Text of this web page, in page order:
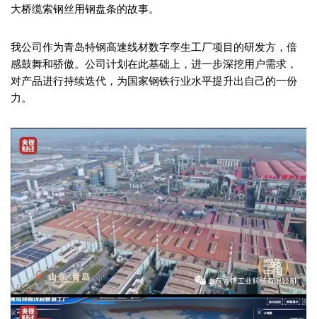
大桥缆索钢丝用钢盘条的故事。
我公司作为青岛特钢高速线材数字孪生工厂项目的研发方，倍
感鼓舞和骄傲。公司计划在此基础上，进一步深挖用户需求，
对产品进行持续迭代，为国家钢铁行业水平提升出自己的一份
力。